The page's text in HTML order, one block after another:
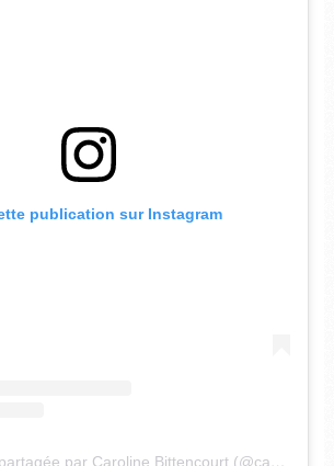
publication sur Instagram
Une publication partagée par Caroline Bittencourt (@cabitten)